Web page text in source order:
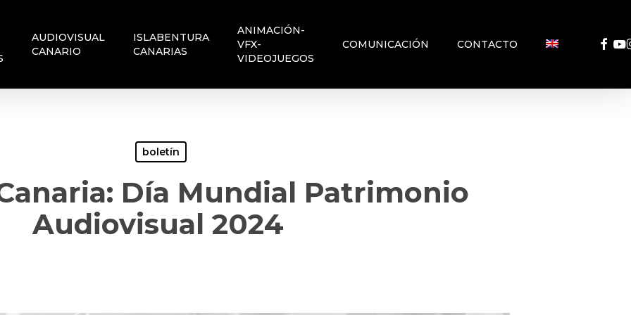
AUDIOVISUAL
CANARIO
ISLABENTURA
CANARIAS
ANIMACIÓN-
VFX-
VIDEOJUEGOS
COMUNICACIÓN CONTACTO
boletín
Día Mundial Patrimonio
Audiovisual 2024